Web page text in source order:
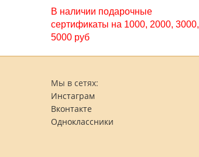
В наличии подарочные
сертификаты на 1000, 2000, 3000,
5000 руб
Мы в сетях:
Инстаграм
Вконтакте
Одноклассники